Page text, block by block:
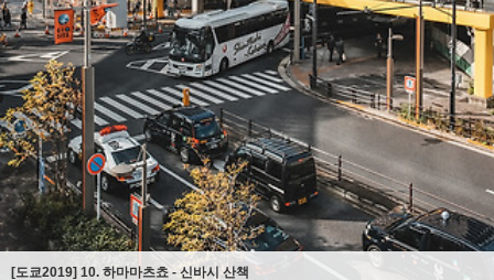
[도쿄2019] 10. 하마마츠쵸 - 신바시 산책